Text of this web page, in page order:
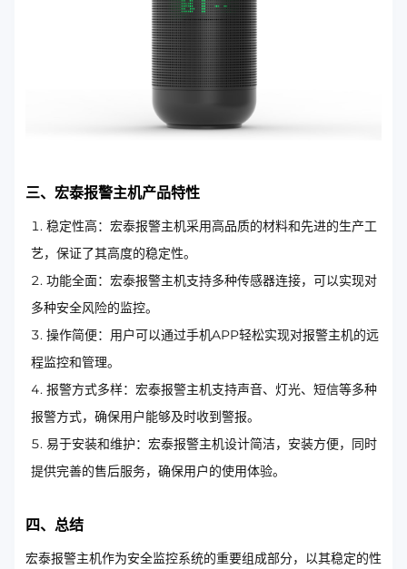
三、宏泰报警主机产品特性
稳定性高：宏泰报警主机采用高品质的材料和先进的生产工
艺，保证了其高度的稳定性。
功能全面：宏泰报警主机支持多种传感器连接，可以实现对
多种安全风险的监控。
操作简便：用户可以通过手机APP轻松实现对报警主机的远
程监控和管理。
报警方式多样：宏泰报警主机支持声音、灯光、短信等多种
报警方式，确保用户能够及时收到警报。
易于安装和维护：宏泰报警主机设计简洁，安装方便，同时
提供完善的售后服务，确保用户的使用体验。
四、总结
宏泰报警主机作为安全监控系统的重要组成部分，以其稳定的性